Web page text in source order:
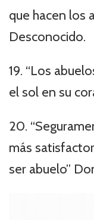
que hacen los
Desconocido.
19. “Los
el sol en su
20.
más
ser abuelo”